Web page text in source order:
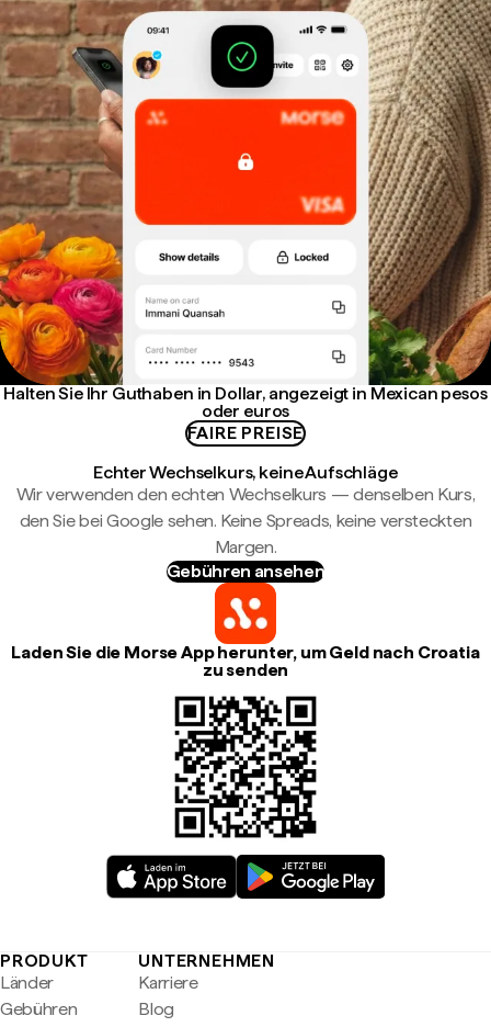
Halten Sie Ihr Guthaben in Dollar, angezeigt in Mexican pesos
oder euros
FAIRE PREISE
Echter Wechselkurs, keine Aufschläge
Wir verwenden den echten Wechselkurs — denselben Kurs,
den Sie bei Google sehen. Keine Spreads, keine versteckten
Margen.
Gebühren ansehen
Laden Sie die Morse App herunter, um Geld nach Croatia
zu senden
PRODUKT
Länder
Gebühren
UNTERNEHMEN
Karriere
Blog